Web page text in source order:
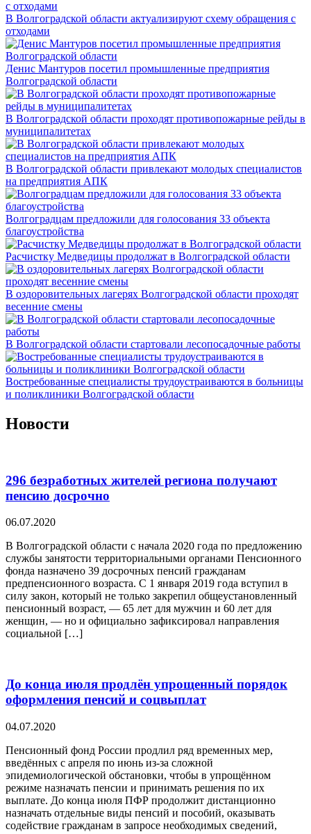
В Волгоградской области актуализируют схему обращения с
отходами
Денис Мантуров посетил промышленные предприятия
Волгоградской области
В Волгоградской области проходят противопожарные рейды в
муниципалитетах
В Волгоградской области привлекают молодых специалистов
на предприятия АПК
Волгоградцам предложили для голосования 33 объекта
благоустройства
Расчистку Медведицы продолжат в Волгоградской области
В оздоровительных лагерях Волгоградской области проходят
весенние смены
В Волгоградской области стартовали лесопосадочные работы
Востребованные специалисты трудоустраиваются в больницы
и поликлиники Волгоградской области
Новости
296 безработных жителей региона получают
пенсию досрочно
06.07.2020
В Волгоградской области с начала 2020 года по предложению
службы занятости территориальными органами Пенсионного
фонда назначено 39 досрочных пенсий гражданам
предпенсионного возраста. С 1 января 2019 года вступил в
силу закон, который не только закрепил общеустановленный
пенсионный возраст, — 65 лет для мужчин и 60 лет для
женщин, — но и официально зафиксировал направления
социальной […]
До конца июля продлён упрощенный порядок
оформления пенсий и соцвыплат
04.07.2020
Пенсионный фонд России продлил ряд временных мер,
введённых с апреля по июнь из-за сложной
эпидемиологической обстановки, чтобы в упрощённом
режиме назначать пенсии и принимать решения по их
выплате. До конца июля ПФР продолжит дистанционно
назначать отдельные виды пенсий и пособий, оказывать
содействие гражданам в запросе необходимых сведений,